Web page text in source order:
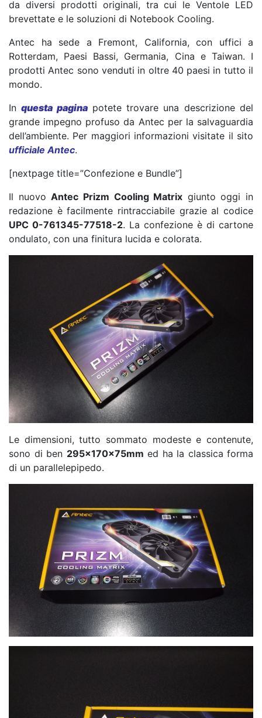
da diversi prodotti originali, tra cui le Ventole LED
brevettate e le soluzioni di Notebook Cooling.
Antec ha sede a Fremont, California, con uffici a
Rotterdam, Paesi Bassi, Germania, Cina e Taiwan. I
prodotti Antec sono venduti in oltre 40 paesi in tutto il
mondo.
Inquesta paginapotete trovare una descrizione del
grande impegno profuso da Antec per la salvaguardia
dell’ambiente. Per maggiori informazioni visitate il sito
ufficiale Antec.
[nextpage title=”Confezione e Bundle”]
Il nuovoAntec Prizm Cooling Matrix giunto oggi in
redazione è facilmente rintracciabile grazie al codice
UPC 0-761345-77518-2. La confezione è di cartone
ondulato, con una finitura lucida e colorata.
Le dimensioni, tutto sommato modeste e contenute,
sono di ben 295x170x75mm ed ha la classica forma
di un parallelepipedo.